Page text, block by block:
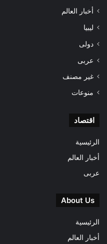
أخبار العالم
ليبيا
دولى
عربى
غير مصنف
منوعات
اقتصاد
الرئيسية
أخبار العالم
عربى
About Us
الرئيسية
أخبار العالم